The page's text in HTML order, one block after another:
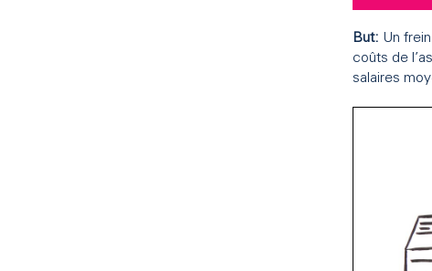
But: Un
coûts de
salaires